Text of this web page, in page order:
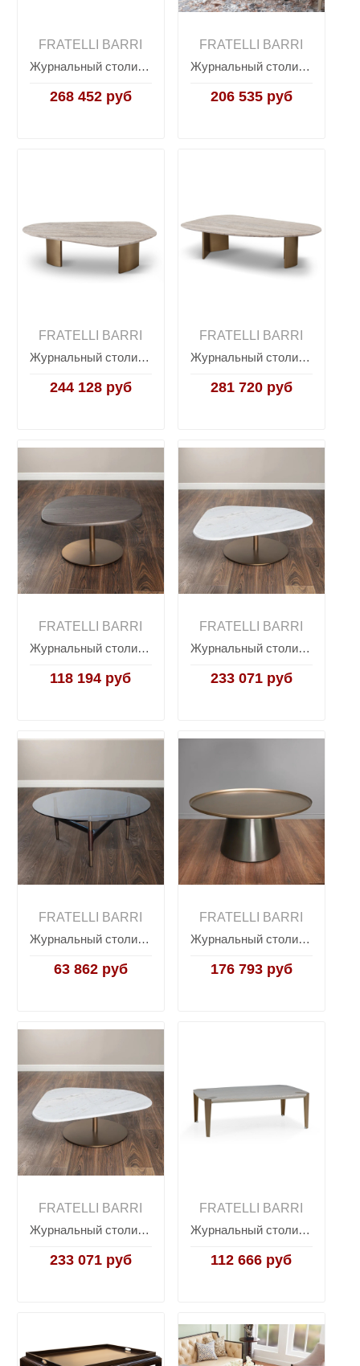
FRATELLI BARRI
Журнальный столик PIRRI, FRATELLI BARRI
268 452 руб
FRATELLI BARRI
Журнальный столик PIRRI, FRATELLI BARRI
206 535 руб
FRATELLI BARRI
Журнальный столик PIRRI, FRATELLI BARRI
244 128 руб
FRATELLI BARRI
Журнальный столик PIRRI, FRATELLI BARRI
281 720 руб
FRATELLI BARRI
Журнальный столик OLBIA, FRATELLI BARRI
118 194 руб
FRATELLI BARRI
Журнальный столик OLBIA, FRATELLI BARRI
233 071 руб
FRATELLI BARRI
Журнальный столик OLBIA, FRATELLI BARRI
63 862 руб
FRATELLI BARRI
Журнальный столик OLBIA, FRATELLI BARRI
176 793 руб
FRATELLI BARRI
Журнальный столик OLBIA, FRATELLI BARRI
233 071 руб
FRATELLI BARRI
Журнальный столик NOLI, FRATELLI BARRI
112 666 руб